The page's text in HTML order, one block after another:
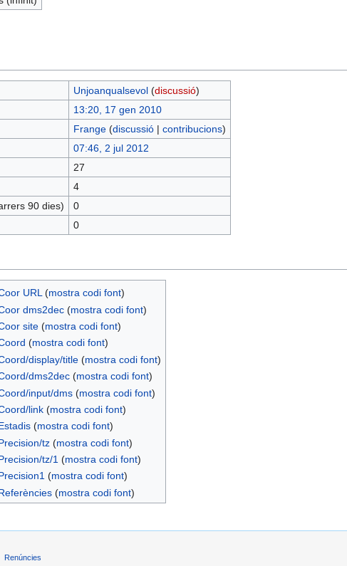
Unjoanqualsevol (discussió)
13:20, 17 gen 2010
Frange (discussió| contribucions)
07:46, 2 jul 2012
27
4
90 dies)
0
0
URL (mostra codi font)
dms2dec(mostra codi font)
site(mostra codi font)
(mostra codi font)
display/title(mostra codi font)
dms2dec(mostra codi font)
input/dms(mostra codi font)
link(mostra codi font)
(mostra codi font)
tz(mostra codi font)
tz/1 (mostra codi font)
(mostra codi font)
(mostra codi font)
Renúncies